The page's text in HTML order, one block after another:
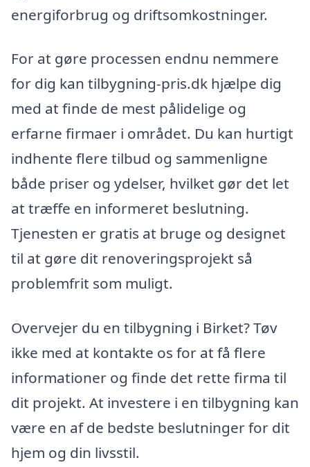
energiforbrug og driftsomkostninger.
For at gøre processen endnu nemmere
for dig kan tilbygning-pris.dk hjælpe dig
med at finde de mest pålidelige og
erfarne firmaer i området. Du kan hurtigt
indhente flere tilbud og sammenligne
både priser og ydelser, hvilket gør det let
at træffe en informeret beslutning.
Tjenesten er gratis at bruge og designet
til at gøre dit renoveringsprojekt så
problemfrit som muligt.
Overvejer du en tilbygning i Birket? Tøv
ikke med at kontakte os for at få flere
informationer og finde det rette firma til
dit projekt. At investere i en tilbygning kan
være en af de bedste beslutninger for dit
hjem og din livsstil.